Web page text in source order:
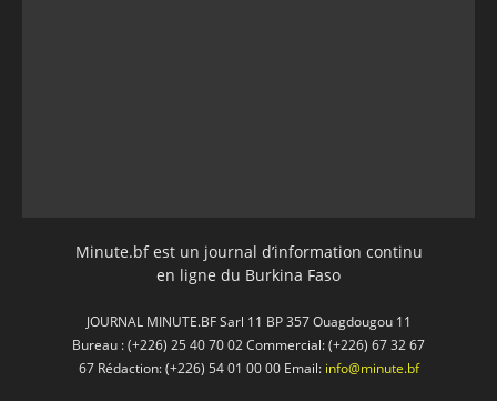
Minute.bf est un journal d’information continu
en ligne du Burkina Faso
JOURNAL MINUTE.BF Sarl 11 BP 357 Ouagdougou 11
Bureau : (+226) 25 40 70 02 Commercial: (+226) 67 32 67
67 Rédaction: (+226) 54 01 00 00 Email: info@minute.bf